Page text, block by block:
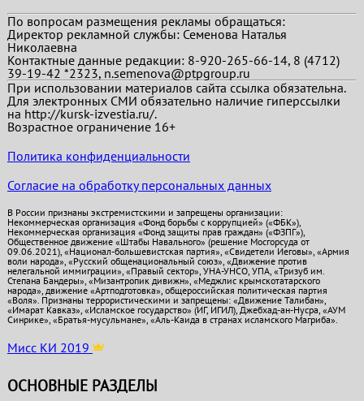
По вопросам размещения рекламы обращаться:
Директор рекламной службы: Семенова Наталья
Николаевна
Контактные данные редакции: 8-920-265-66-14, 8 (4712)
39-19-42 *2323, n.semenova@ptpgroup.ru
При использовании материалов сайта ссылка обязательна.
Для электронных СМИ обязательно наличие гиперссылки
на http://kursk-izvestia.ru/.
Возрастное ограничение 16+
Политика конфиденциальности
Согласие на обработку персональных данных
В России признаны экстремистскими и запрещены организации:
Некоммерческая организация «Фонд борьбы с коррупцией» («ФБК»),
Некоммерческая организация «Фонд защиты прав граждан» («ФЗПГ»),
Общественное движение «Штабы Навального» (решение Мосгорсуда от
09.06.2021), «Национал-большевистская партия», «Свидетели Иеговы», «Армия
воли народа», «Русский общенациональный союз», «Движение против
нелегальной иммиграции», «Правый сектор», УНА-УНСО, УПА, «Тризуб им.
Степана Бандеры», «Мизантропик дивижн», «Меджлис крымскотатарского
народа», движение «Артподготовка», общероссийская политическая партия
«Воля». Признаны террористическими и запрещены: «Движение Талибан»,
«Имарат Кавказ», «Исламское государство» (ИГ, ИГИЛ), Джебхад-ан-Нусра, «АУМ
Синрике», «Братья-мусульмане», «Аль-Каида в странах исламского Магриба».
Мисс КИ 2019
ОСНОВНЫЕ РАЗДЕЛЫ